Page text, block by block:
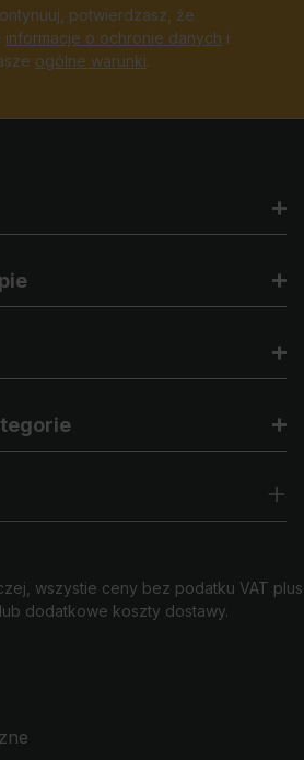
potwierdzasz, że
informacje o ochronie danych i
ogólne warunki.
wszystie ceny bez podatku VAT plus
lub dodatkowe koszty dostawy.